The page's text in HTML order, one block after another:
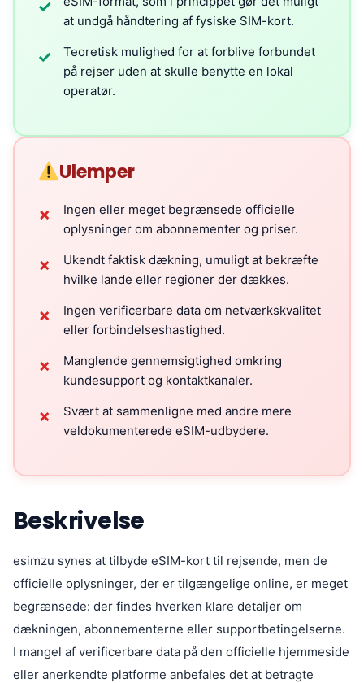
✓
at undgå håndtering af fysiske SIM-kort.
✓
Teoretisk mulighed for at forblive forbundet
på rejser uden at skulle benytte en lokal
operatør.
Ulemper
✗
Ingen eller meget begrænsede officielle
oplysninger om abonnementer og priser.
✗
Ukendt faktisk dækning, umuligt at bekræfte
hvilke lande eller regioner der dækkes.
✗
Ingen verificerbare data om netværkskvalitet
eller forbindelseshastighed.
✗
Manglende gennemsigtighed omkring
kundesupport og kontaktkanaler.
✗
Svært at sammenligne med andre mere
veldokumenterede eSIM-udbydere.
Beskrivelse
esimzu synes at tilbyde eSIM-kort til rejsende, men de
officielle oplysninger, der er tilgængelige online, er meget
begrænsede: der findes hverken klare detaljer om
dækningen, abonnementerne eller supportbetingelserne.
I mangel af verificerbare data på den officielle hjemmeside
eller anerkendte platforme anbefales det at betragte